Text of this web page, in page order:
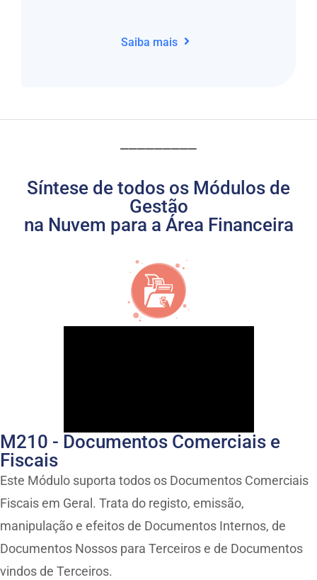
Saiba mais
Síntese de todos os Módulos de
Gestão
na Nuvem para a Área Financeira
M210 - Documentos Comerciais e
Fiscais
Este Módulo suporta todos os Documentos Comerciais
Fiscais em Geral. Trata do registo, emissão,
manipulação e efeitos de Documentos Internos, de
Documentos Nossos para Terceiros e de Documentos
vindos de Terceiros.